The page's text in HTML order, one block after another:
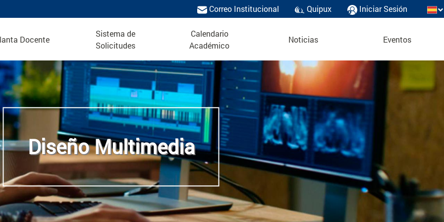
Correo Institucional Quipux Iniciar Sesión
Docente
Sistema de
Solicitudes
Calendario
Académico
Noticias Eventos
Diseño Multimedia